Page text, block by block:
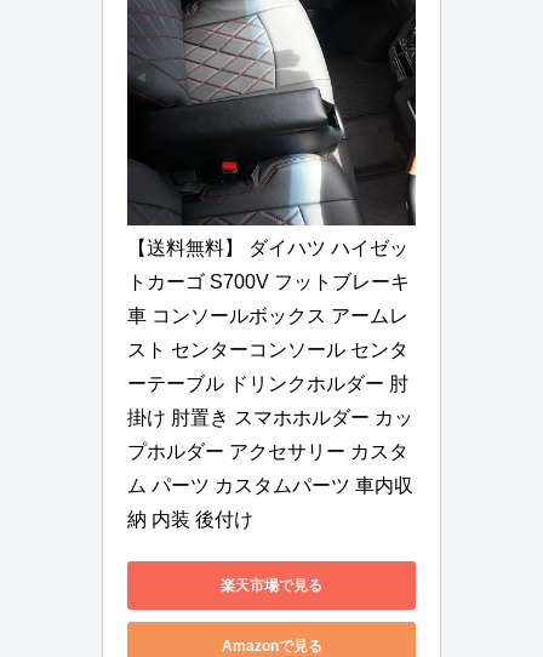
【送料無料】 ダイハツ ハイゼッ
トカーゴ S700V フットブレーキ
車 コンソールボックス アームレ
スト センターコンソール センタ
ーテーブル ドリンクホルダー 肘
掛け 肘置き スマホホルダー カッ
プホルダー アクセサリー カスタ
ム パーツ カスタムパーツ 車内収
納 内装 後付け
楽天市場で見る
Amazonで見る